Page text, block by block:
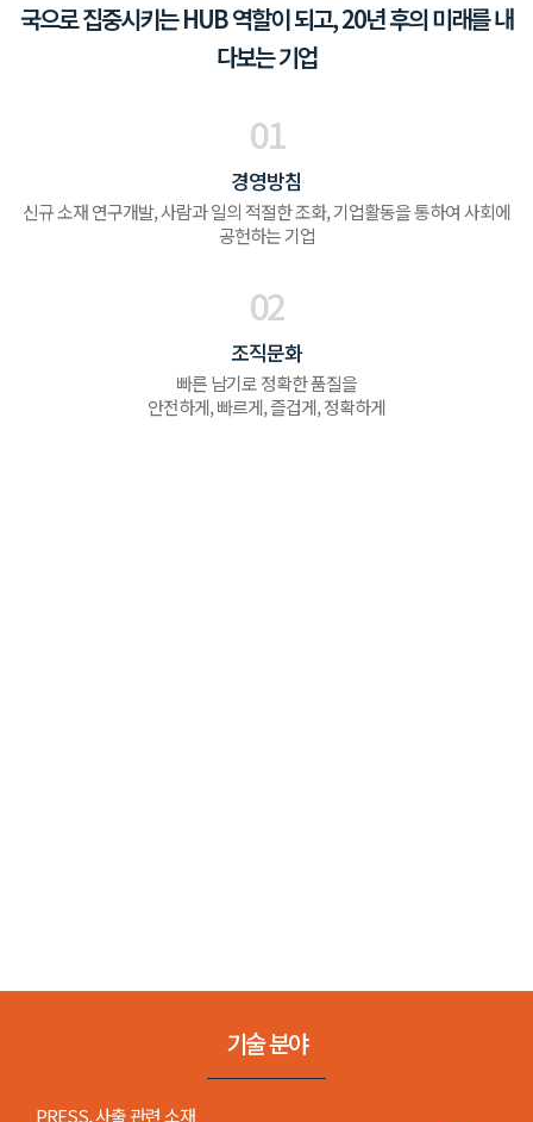
국으로 집중시키는 HUB 역할이 되고, 20년 후의 미래를 내
다보는 기업
01
경영방침
신규 소재 연구개발, 사람과 일의 적절한 조화, 기업활동을 통하여 사회에
공헌하는 기업
02
조직문화
빠른 남기로 정확한 품질을
안전하게, 빠르게, 즐겁게, 정확하게
기술 분야
PRESS, 사출 관련 소재